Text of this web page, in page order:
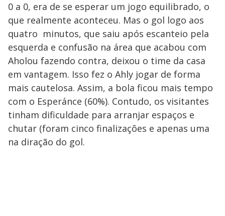
0 a 0, era de se esperar um jogo equilibrado, o
que realmente aconteceu. Mas o gol logo aos
quatro minutos, que saiu após escanteio pela
esquerda e confusão na área que acabou com
Aholou fazendo contra, deixou o time da casa
em vantagem. Isso fez o Ahly jogar de forma
mais cautelosa. Assim, a bola ficou mais tempo
com o Esperánce (60%). Contudo, os visitantes
tinham dificuldade para arranjar espaços e
chutar (foram cinco finalizações e apenas uma
na diração do gol.